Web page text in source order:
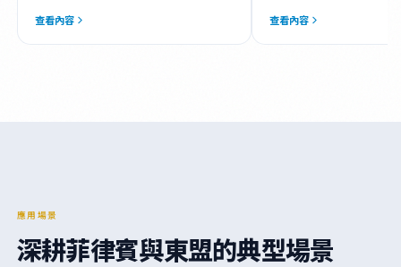
查看內容 查看內容
應用場景
深耕菲律賓與東盟的典型場景